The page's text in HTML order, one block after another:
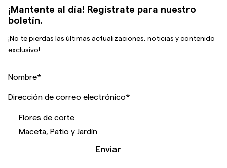
¡Mantente al día! Regístrate para nuestro
boletín.
¡No te pierdas las últimas actualizaciones, noticias y contenido
exclusivo!
Nombre*
Dirección de correo electrónico*
Flores de corte
Maceta, Patio y Jardín
Enviar